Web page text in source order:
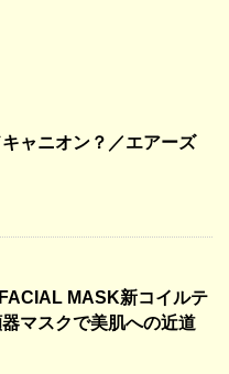
ャニオン？／エアーズ
MASK新コイルテ
マスクで美肌への近道